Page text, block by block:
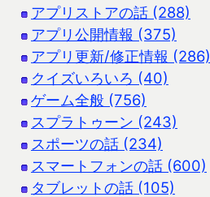
アプリストアの話 (288)
アプリ公開情報 (375)
アプリ更新/修正情報 (286)
クイズいろいろ (40)
ゲーム全般 (756)
スプラトゥーン (243)
スポーツの話 (234)
スマートフォンの話 (600)
タブレットの話 (105)